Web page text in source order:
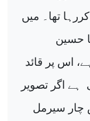
تھا۔ میں
حسین
اس پر قائد
ہے اگر تصویر
چار سیرمل